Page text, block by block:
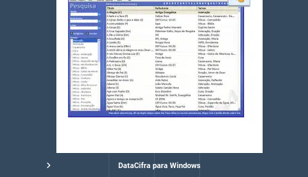
DataCifra para Windows